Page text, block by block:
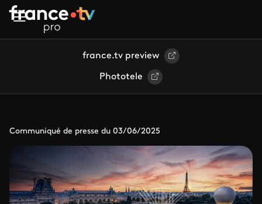
Aller au contenu principal
france.tv preview
Phototele
Communiqué de presse du 03/06/2025